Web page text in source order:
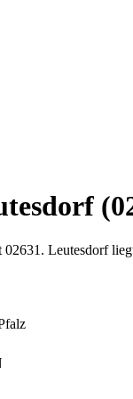
Leutesdorf